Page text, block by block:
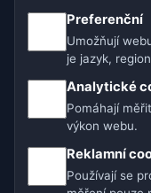
🇩🇪🇦🇹🇨🇭
🌎
🇮🇳 Jižní a
Provozovatel:
© 2026 Počasí Online ·
Preferenční
Umožňují
je jazyk,
Analytické
Pomáhají
výkon webu.
Reklamní
Používají se